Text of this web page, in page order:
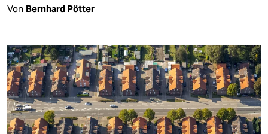
Von Bernhard Pötter